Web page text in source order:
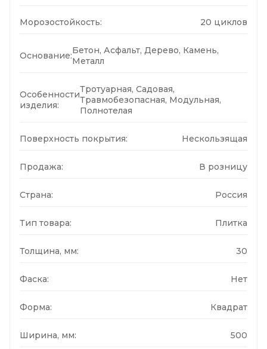
Морозостойкость: 20 циклов
Основание:Бетон, Асфальт, Дерево, Камень,
Металл
Особенности
изделия:
Тротуарная, Садовая,
Травмобезопасная, Модульная,
Полнотелая
Поверхность покрытия: Нескользящая
Продажа: В розницу
Страна: Россия
Тип товара: Плитка
Толщина, мм: 30
Фаска: Нет
Форма: Квадрат
Ширина, мм: 500